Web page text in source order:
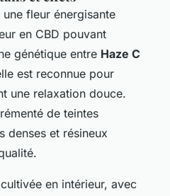
une fleur énergisante
en CBD pouvant
génétique entre Haze C
est reconnue pour
une relaxation douce.
de teintes
denses et résineux
en intérieur, avec